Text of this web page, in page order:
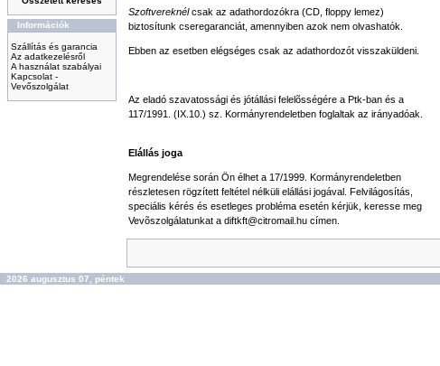
Információk
Szállítás és garancia
Az adatkezelésről
A használat szabályai
Kapcsolat -
Vevőszolgálat
Szoftvereknélcsak az adathordozókra (CD, floppy lemez)
biztosítunk cseregaranciát, amennyiben azok nem olvashatók.
Ebben az esetben elégséges csak az adathordozót visszaküldeni.
Az eladó szavatossági és jótállási felelõsségére a Ptk-ban és a
117/1991. (IX.10.) sz. Kormányrendeletben foglaltak az irányadóak.
Elállás joga
Megrendelése során Ön élhet a 17/1999. Kormányrendeletben
részletesen rögzített feltétel nélküli elállási jogával. Felvilágosítás,
speciális kérés és esetleges probléma esetén kérjük, keresse meg
Vevõszolgálatunkat a diftkft@citromail.hu címen.
2026 augusztus 07, péntek